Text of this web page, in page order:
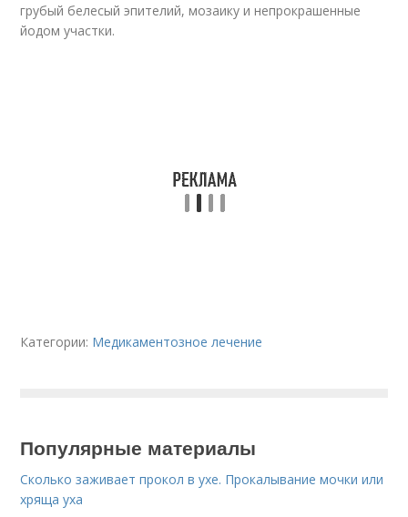
грубый белесый эпителий, мозаику и непрокрашенные
йодом участки.
Категории: Медикаментозное лечение
Популярные материалы
Сколько заживает прокол в ухе. Прокалывание мочки или
хряща уха